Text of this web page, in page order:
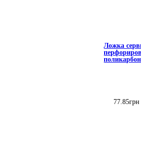
Ложка
77.85грн